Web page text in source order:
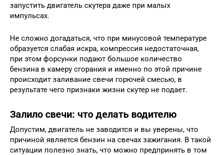
запустить двигатель скутера даже при малых
импульсах.
Не сложно догадаться, что при минусовой температуре
образуется слабая искра, компрессия недостаточная,
при этом форсунки подают большое количество
бензина в камеру сгорания и именно по этой причине
происходит заливание свечи горючей смесью, в
результате чего признаки жизни скутер не подает.
Залило свечи: что делать водителю
Допустим, двигатель не заводится и вы уверены, что
причиной является бензин на свечах зажигания. В такой
ситуации полезно знать, что можно предпринять в том